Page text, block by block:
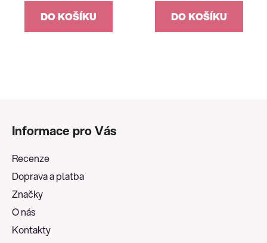
DO KOŠÍKU DO KOŠÍKU
Informace pro Vás
Recenze
Doprava a platba
Značky
O nás
Kontakty